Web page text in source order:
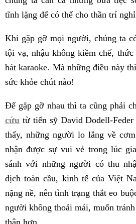
tĩnh lặng để có thể cho thần trí
Khi gặp gỡ mọi người, chúng ta
tội vạ, nhậu không kiềm chế, thức
hát karaoke. Mà những điều này
sức khỏe chút nào!
Để gặp gỡ nhau thì ta cũng phải
cứu từ tiến sỹ David Dodell-
thấy, những người lo lắng về
nhận được sự vui vẻ trong lúc
sánh với những người có thu
dịch toàn cầu, kinh tế của Việt
nặng nề, nên tình trạng thắt eo
người không thoải mái, muốn